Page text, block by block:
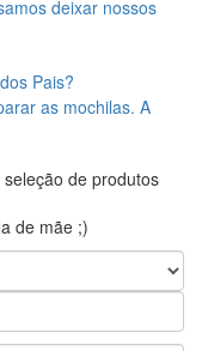
deixar nossos
Pais?
as mochilas. A
de produtos
de mãe ;)